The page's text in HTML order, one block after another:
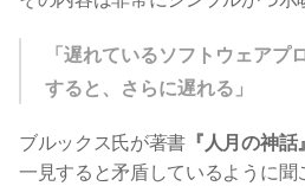
「遅れているソフトウェアプ
すると、さらに遅れる」
ブルックス氏が著書 『人月の神話』
一見すると矛盾しているように